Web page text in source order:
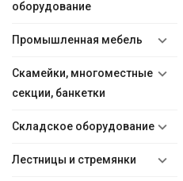
оборудование
Промышленная мебель
Скамейки, многоместные
секции, банкетки
Складское оборудование
Лестницы и стремянки